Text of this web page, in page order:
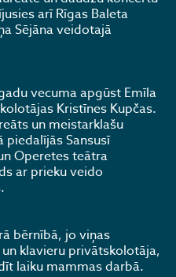
arī Rīgas Baleta
Sējāna veidotajā
vecuma apgūst Emīla
Kristīnes Kupčas.
un meistarklašu
Sansusī
Operetes teātra
ar prieku veido
bērnībā, jo viņas
klavieru privātskolotāja,
laiku mammas darbā.